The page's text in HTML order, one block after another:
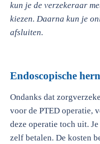
kun je de verzekeraar
kiezen. Daarna kun je
afsluiten.
Endoscopische
Ondanks dat
voor de PTED operatie,
deze operatie toch uit.
zelf betalen. De kosten